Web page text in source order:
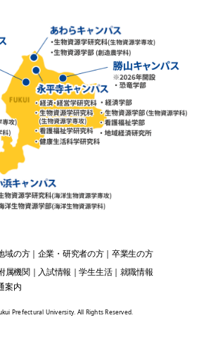
域の方 企業・研究者の方 卒業生の方
属機関 入試情報 学生生活
就職情報
案内
Prefectural University. All Rights Reserved.